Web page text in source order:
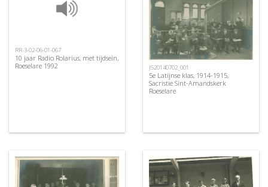
RR-3-02-06-01-067
10 jaar Radio Rolarius, met tijdsein,
Roeselare 1992
JS20140702_001
5e Latijnse klas, 1914-1915,
Sacristie Sint-Amandskerk
Roeselare